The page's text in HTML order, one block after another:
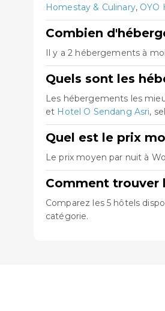
Homestay & Culinary, OYO
Combien
Il y a 2 hébergements à
Quels sont les
Les hébergements les
et Hotel O Sendang Asri,
Quel est le prix
Le prix moyen par nuit à
Comment trouver
Comparez les 5 hôtels
catégorie.